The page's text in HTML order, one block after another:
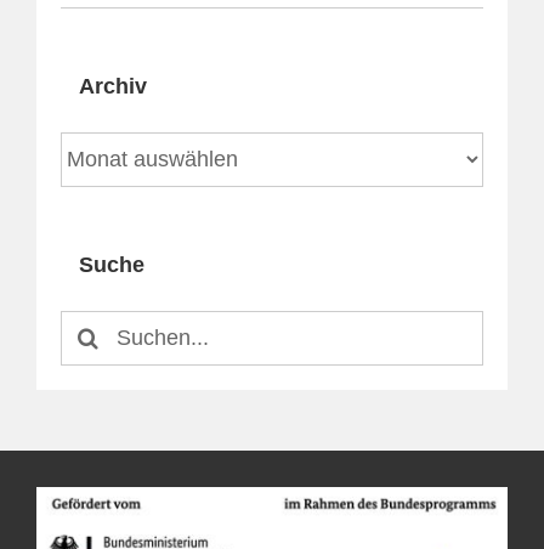
Archiv
Suche
Suche
nach: